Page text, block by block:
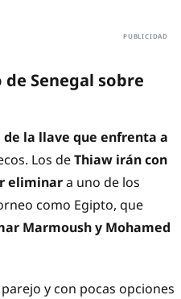
Senegal sobre
la llave que enfrenta a
Los deThiaw irán con
eliminara uno de los
como Egipto, que
Marmoush y Mohamed
y con pocas opciones